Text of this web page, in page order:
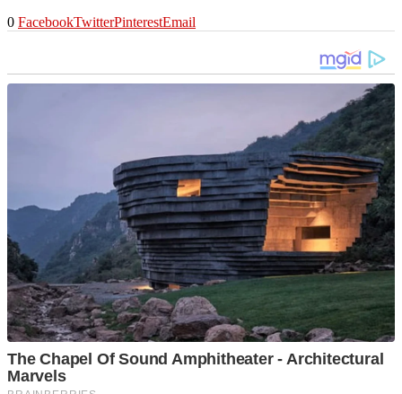
0 FacebookTwitterPinterestEmail